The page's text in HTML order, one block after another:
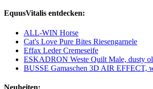
EquusVitalis entdecken:
ALL-WIN Horse
Cat's Love Pure Bites Riesengarnele
Effax Leder Cremeseife
ESKADRON Weste Quilt Male, dusty
BUSSE Gamaschen 3D AIR EFFECT,
Neuheiten: